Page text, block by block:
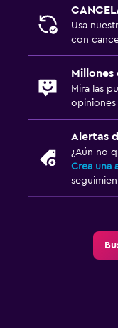
Usa
con
Millones
Mira las
opiniones
Alertas
¿Aún no
Crea una